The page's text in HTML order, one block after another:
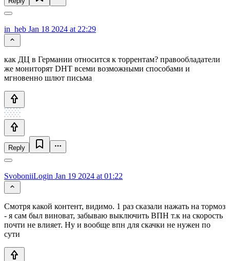
in_heb Jan 18 2024 at 22:29
как ДЦ в Германии относится к торрентам? правообладатели
же мониторят DHT всеми возможными способами и
мгновенно шлют письма
Reply
SvoboniiLogin Jan 19 2024 at 01:22
Смотря какой контент, видимо. 1 раз сказали нажать на тормоз
- я сам был виноват, забываю выключить ВПН т.к на скорость
почти не влияет. Ну и вообще впн для скачки не нужен по
сути